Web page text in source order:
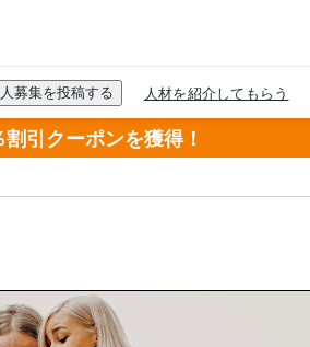
引クーポンを獲得！